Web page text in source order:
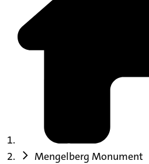
Mengelberg Monument